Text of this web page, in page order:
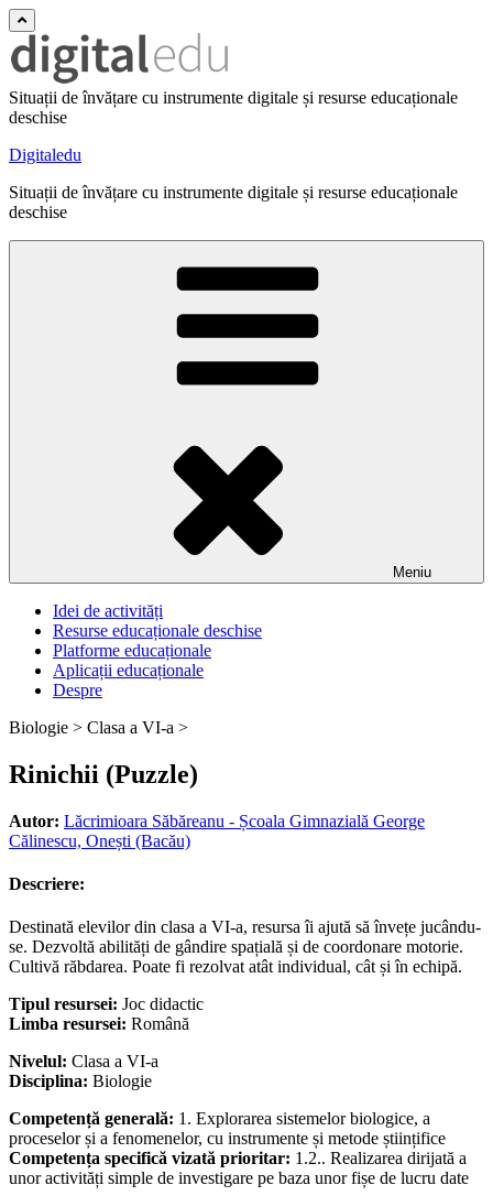
Situații de învățare cu instrumente digitale și resurse educaționale
deschise
Digitaledu
Situații de învățare cu instrumente digitale și resurse educaționale
deschise
Meniu
Idei de activități
Resurse educaționale deschise
Platforme educaționale
Aplicații educaționale
Despre
Biologie > Clasa a VI-a >
Rinichii (Puzzle)
Autor: Lăcrimioara Săbăreanu - Școala Gimnazială George
Călinescu, Onești (Bacău)
Descriere:
Destinată elevilor din clasa a VI-a, resursa îi ajută să învețe jucându-
se. Dezvoltă abilități de gândire spațială și de coordonare motorie.
Cultivă răbdarea. Poate fi rezolvat atât individual, cât și în echipă.
Tipul resursei: Joc didactic
Limba resursei: Română
Nivelul: Clasa a VI-a
Disciplina: Biologie
Competență generală: 1. Explorarea sistemelor biologice, a
proceselor și a fenomenelor, cu instrumente și metode științifice
Competența specifică vizată prioritar: 1.2.. Realizarea dirijată a
unor activități simple de investigare pe baza unor fișe de lucru date